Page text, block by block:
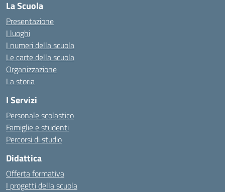
La Scuola
Presentazione
I luoghi
I numeri della scuola
Le carte della scuola
Organizzazione
La storia
I Servizi
Personale scolastico
Famiglie e studenti
Percorsi di studio
Didattica
Offerta formativa
I progetti della scuola